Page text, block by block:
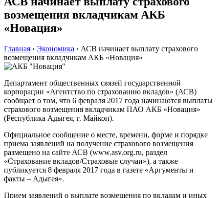
возмещения вкладчикам АКБ
«Новация»
Главная › Экономика › АСВ начинает выплату страхового
возмещения вкладчикам АКБ «Новация»
Департамент общественных связей государственной
корпорации «Агентство по страхованию вкладов» (АСВ)
сообщает о том, что 6 февраля 2017 года начинаются выплаты
страхового возмещения вкладчикам ПАО АКБ «Новация»
(Республика Адыгея, г. Майкоп).
Официальное сообщение о месте, времени, форме и порядке
приема заявлений на получение страхового возмещения
размещено на сайте АСВ (www.asv.org.ru, раздел
«Страхование вкладов/Страховые случаи»), а также
публикуется 8 февраля 2017 года в газете «Аргументы и
факты – Адыгея».
Прием заявлений о выплате возмещения по вкладам и иных